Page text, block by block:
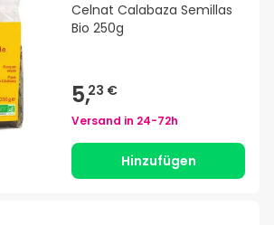
Celnat Calabaza Semillas
Bio 250g
5,23 €
Versand in 24-72h
Hinzufügen